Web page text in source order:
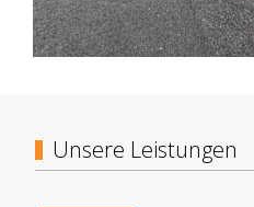
Unsere Leistungen